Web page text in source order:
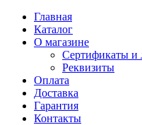
Главная
Каталог
О магазине
Сертификаты и
Реквизиты
Оплата
Доставка
Гарантия
Контакты